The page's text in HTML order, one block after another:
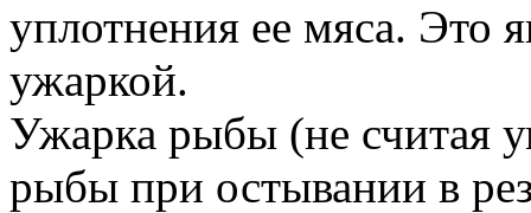
уплотнения ее мяса. Это
ужаркой.
Ужарка рыбы (не считая
рыбы при остывании в